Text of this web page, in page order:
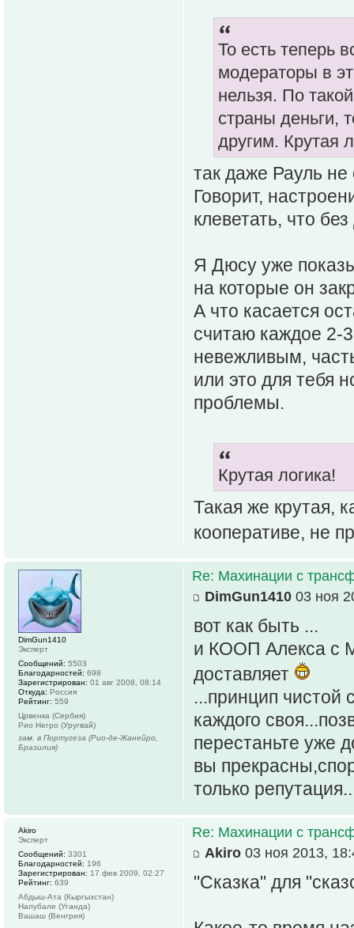
То есть теперь
модераторы в
нельзя. По
страны деньги,
другим. Крутая
так даже Рауль не
Говорит,
клеветать, что
Я Дюсу уже
на которые он
А что касается
считаю каждое 2-
невежливым,
или это для тебя
проблемы.
Крутая логика!
Такая же крутая,
кооперативе, не
Re: Махинации с
DimGun1410 03 ноя
вот как быть ...
и КООП Алекса с
доставляет
...принцип чистой
каждого
перестаньте уже
вы
только
DimGun1410
Эксперт
Сообщений: 5503
Благодарностей: 698
Зарегистрирован: 01 авг 2008, 08:14
Откуда: Россия
Рейтинг: 559
Црвенка (Сербия)
Рио Негро (Уругвай)
зам. в Португеза (Рио-де-Жанейро,
Бразилия)
Re: Махинации с
Akiro 03 ноя 2013,
"Сказка" для
Akiro
Эксперт
Сообщений: 3301
Благодарностей: 196
Зарегистрирован: 17 фев 2009, 02:27
Рейтинг: 639
Абдыш-Ата (Кыргызстан)
Налубале (Уганда)
Вашаш (Венгрия)